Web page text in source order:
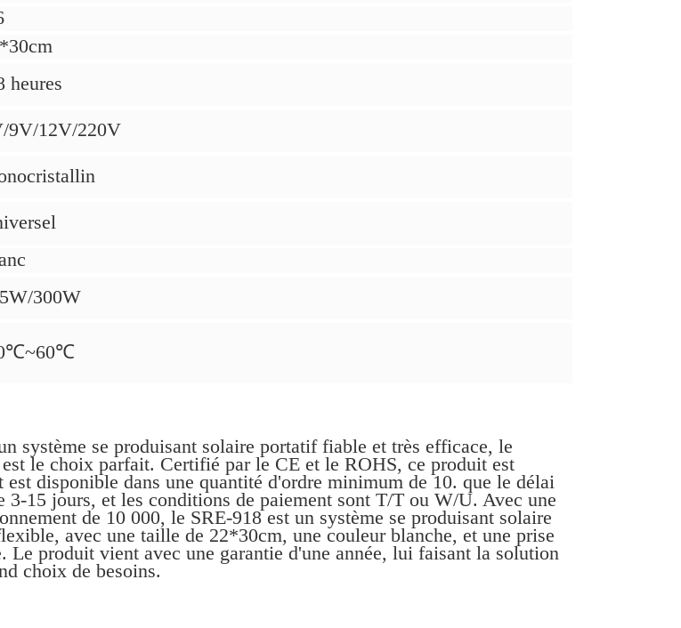
heures
9V/12V/220V
300W
système se produisant solaire portatif fiable et très efficace, le
le choix parfait. Certifié par le CE et le ROHS, ce produit est
est disponible dans une quantité d'ordre minimum de 10. que le délai
3-15 jours, et les conditions de paiement sont T/T ou W/U. Avec une
de 10 000, le SRE-918 est un système se produisant solaire
avec une taille de 22*30cm, une couleur blanche, et une prise
Le produit vient avec une garantie d'une année, lui faisant la solution
choix de besoins.